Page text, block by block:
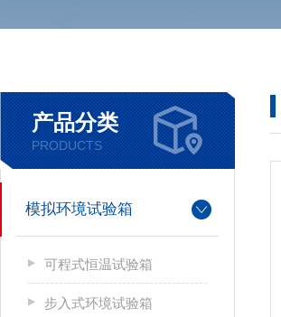
产品分类
PRODUCTS
模拟环境试验箱
可程式恒温试验箱
步入式环境试验箱